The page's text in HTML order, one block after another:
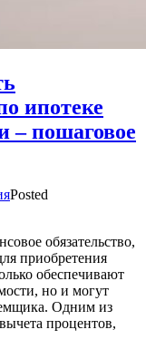
ипотеке
– пошаговое
Posted
обязательство,
приобретения
обеспечивают
но и могут
Одним из
процентов,